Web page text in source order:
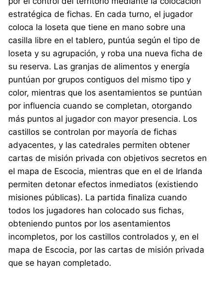
estratégica de fichas. En cada turno, el jugador
coloca la loseta que tiene en mano sobre una
casilla libre en el tablero, puntúa según el tipo de
loseta y su agrupación, y roba una nueva ficha de
su reserva. Las granjas de alimentos y energía
puntúan por grupos contiguos del mismo tipo y
color, mientras que los asentamientos se puntúan
por influencia cuando se completan, otorgando
más puntos al jugador con mayor presencia. Los
castillos se controlan por mayoría de fichas
adyacentes, y las catedrales permiten obtener
cartas de misión privada con objetivos secretos en
el mapa de Escocia, mientras que en el de Irlanda
permiten detonar efectos inmediatos (existiendo
misiones públicas). La partida finaliza cuando
todos los jugadores han colocado sus fichas,
obteniendo puntos por los asentamientos
incompletos, por los castillos controlados y, en el
mapa de Escocia, por las cartas de misión privada
que se hayan completado.